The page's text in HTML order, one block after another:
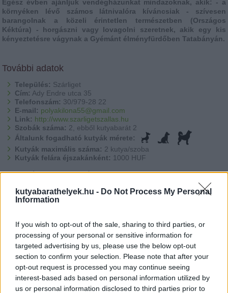
kutyabarathelyek.hu - Do Not Process My Personal
Information
If you wish to opt-out of the sale, sharing to third parties, or
processing of your personal or sensitive information for
targeted advertising by us, please use the below opt-out
section to confirm your selection. Please note that after your
opt-out request is processed you may continue seeing
interest-based ads based on personal information utilized by
us or personal information disclosed to third parties prior to
Egész évben ajánljuk vendégházunkat mindazoknak, akik: - a
környéken lévő számos látnivalóra kíváncsiak - szívesen
barangolnak a közeli érintetlen természetben (Országos
Kéktúra) - horgászni vagy lovagolni szeretnek, akik egy kis
kényeztetésre vágynak a Gyémánt élményfürdőben Tatabányán.
További adatok
Település: Szárliget
Cím: Ady Endre utca 35
Telefonszám: 30/979-28 22
E-mail: polyakilona55@gmail.com
Link: http://www.szarligetszallas.hu
Szobák száma: 2, ebből kutyabarát 2
Általunk fogadható kutyák mérete:
Kutyák maximális száma: 2 kutya/szoba
Kutyák felára éjszakánként: 1000 HUF
Elkerített kutyafuttató:igen
Szárliget Komárom-Esztergom megyében, az M1 és az 1-es út,
valamint a Budapest-Hegyeshalom vasútvonal mellett, a Vértes és a
kettészeli a Budapest–Hegyeshalom vasútvonal. Vonattal és busszal
Tatabánya, Tata, Bicske és Budapest is elérhető közelségben van.
A településen áthalad az Országos Kéktúra útvonala. Az útvonalat
kék sáv jelzések mutatják az Írott-kőtől Budapesten át Hollóházáig.
Az 1128 km-es mozgalom gondozója a Magyar Természetbarát
Szövetség.